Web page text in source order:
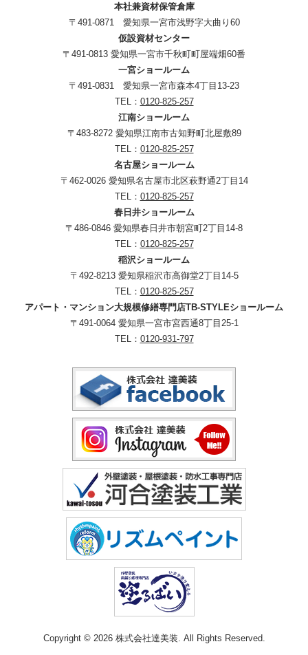
本社兼資材保管倉庫
〒491-0871 愛知県一宮市浅野字大曲り60
仮設資材センター
〒491-0813 愛知県一宮市千秋町町屋端畑60番
一宮ショールーム
〒491-0831 愛知県一宮市森本4丁目13-23
TEL： 0120-825-257
江南ショールーム
〒483-8272 愛知県江南市古知野町北屋敷89
TEL： 0120-825-257
名古屋ショールーム
〒462-0026 愛知県名古屋市北区萩野通2丁目14
TEL： 0120-825-257
春日井ショールーム
〒486-0846 愛知県春日井市朝宮町2丁目14-8
TEL： 0120-825-257
稲沢ショールーム
〒492-8213 愛知県稲沢市高御堂2丁目14-5
TEL： 0120-825-257
アパート・マンション大規模修繕専門店TB-STYLEショールーム
〒491-0064 愛知県一宮市宮西通8丁目25-1
TEL： 0120-931-797
Copyright © 2026 株式会社達美装. All Rights Reserved.